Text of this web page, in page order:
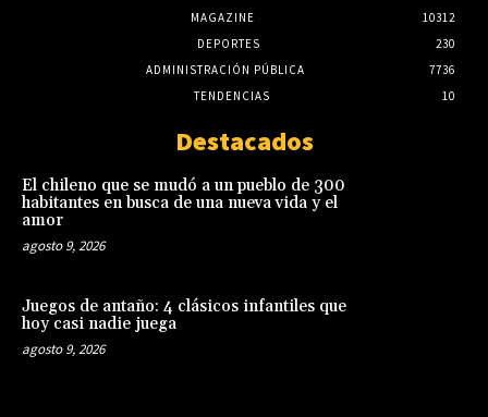
MAGAZINE
10312
DEPORTES
230
ADMINISTRACIÓN PÚBLICA
7736
TENDENCIAS
10
Destacados
El chileno que se mudó a un pueblo de 300
habitantes en busca de una nueva vida y el
amor
agosto 9, 2026
Juegos de antaño: 4 clásicos infantiles que
hoy casi nadie juega
agosto 9, 2026